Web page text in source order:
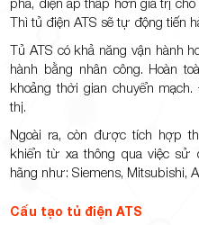
Thì tủ điện ATS sẽ tự động tiến
Tủ ATS có khả năng vận hành
hành bằng nhân công. Hoàn
khoảng thời gian chuyển
thị.
Ngoài ra, còn được tích hợp
khiển từ xa thông qua việc sử
hãng như: Siemens, Mitsubishi,
Cấu tạo tủ điện ATS